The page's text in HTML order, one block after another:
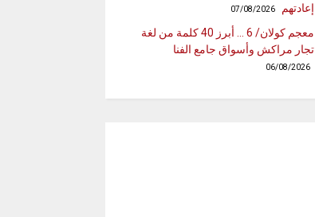
إعادتهم
07/08/2026
معجم كولان/ 6 … أبرز 40 كلمة من لغة
تجار مراكش وأسواق جامع الفنا
06/08/2026